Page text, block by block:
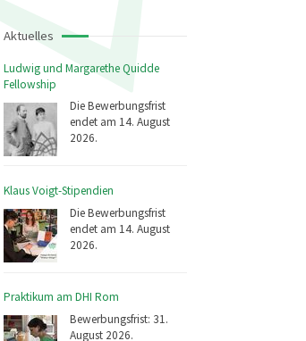
Aktuelles
Ludwig und Margarethe Quidde
Fellowship
Die Bewerbungsfrist
endet am 14. August
2026.
Klaus Voigt-Stipendien
Die Bewerbungsfrist
endet am 14. August
2026.
Praktikum am DHI Rom
Bewerbungsfrist: 31.
August 2026.